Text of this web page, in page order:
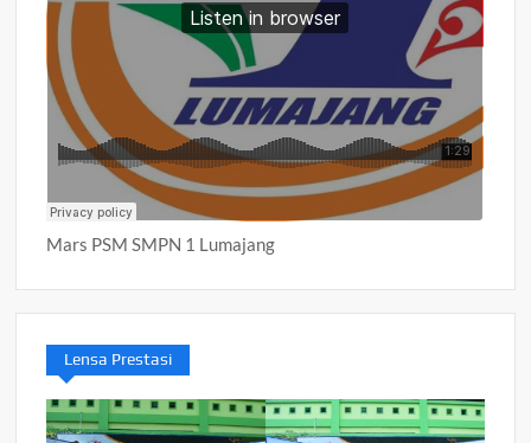
Mars PSM SMPN 1 Lumajang
Lensa Prestasi